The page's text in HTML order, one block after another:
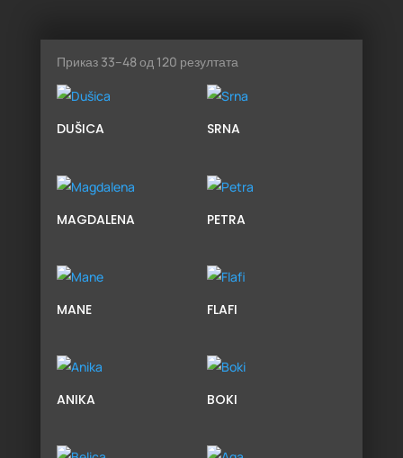
Приказ 33–48 од 120 резултатаСортирано
најновијем
DUŠICA SRNA
MAGDALENA PETRA
MANE FLAFI
ANIKA BOKI